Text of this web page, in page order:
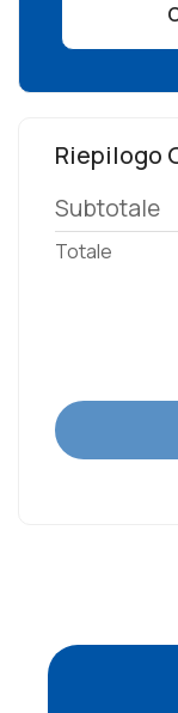
Riepilogo
Subtotale
Totale